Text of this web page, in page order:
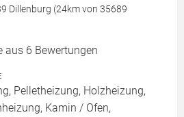
Dillenburg (24km von 35689
aus 6 Bewertungen
Pelletheizung, Holzheizung,
Kamin / Ofen,